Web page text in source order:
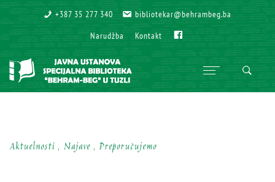
+387 35 277 340
+387 35 277 340 bibliotekar@behrambeg.ba
bibliotekar@behrambeg.ba
Narudžba
Narudžba Kontakt
Kontakt
Aktuelnosti , Najave , Preporučujemo